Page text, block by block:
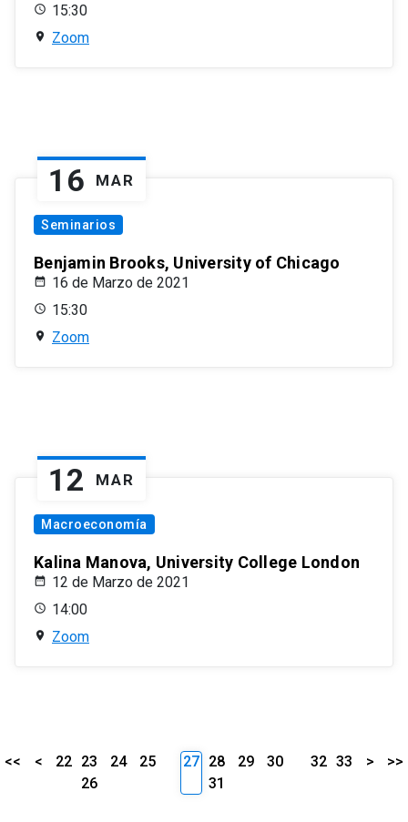
15:30
Zoom
16 MAR
Seminarios
Benjamin Brooks, University of Chicago
16 de Marzo de 2021
15:30
Zoom
12 MAR
Macroeconomía
Kalina Manova, University College London
12 de Marzo de 2021
14:00
Zoom
<< < 22 23 24
25
26
27 28 29
30
31
32 33 > >>